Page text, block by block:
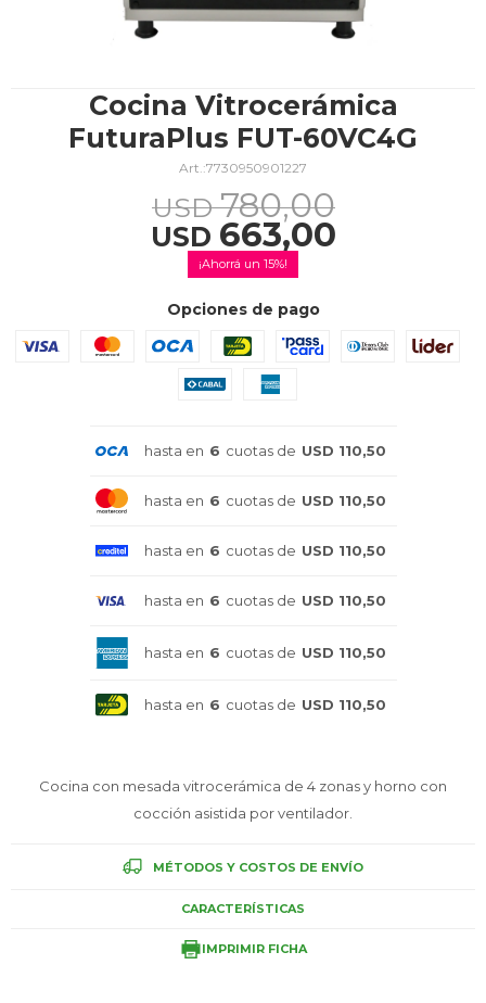
Cocina Vitrocerámica
FuturaPlus FUT-60VC4G
7730950901227
USD 663,00
USD 780,00
15
Opciones de pago
hasta en 6 cuotas de USD 110,50
hasta en 6 cuotas de USD 110,50
hasta en 6 cuotas de USD 110,50
hasta en 6 cuotas de USD 110,50
hasta en 6 cuotas de USD 110,50
hasta en 6 cuotas de USD 110,50
Cocina con mesada vitrocerámica de 4 zonas y horno con
cocción asistida por ventilador.
MÉTODOS Y COSTOS DE ENVÍO
CARACTERÍSTICAS
IMPRIMIR FICHA
Cuidado personal
Celulares
Atención Personalizada